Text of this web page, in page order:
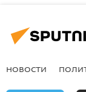
НОВОСТИ